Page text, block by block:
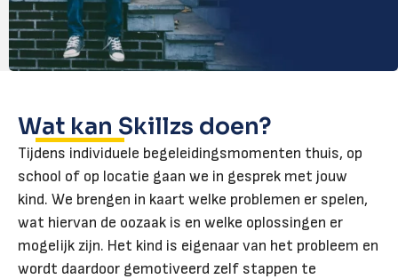
Wat kan Skillzs doen?
Tijdens individuele begeleidingsmomenten thuis, op
school of op locatie gaan we in gesprek met jouw
kind. We brengen in kaart welke problemen er spelen,
wat hiervan de oozaak is en welke oplossingen er
mogelijk zijn. Het kind is eigenaar van het probleem en
wordt daardoor gemotiveerd zelf stappen te